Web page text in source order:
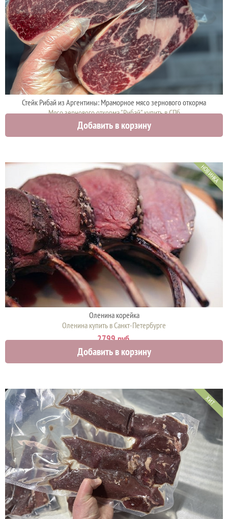
Стейк Рибай из Аргентины: Мраморное мясо зернового откорма
Мясо зернового откорма "Рибай" купить в СПб
4200 руб.
Добавить в корзину
НОВИНКА
Оленина корейка
Оленина купить в Санкт-Петербурге
2799 руб.
Добавить в корзину
ХИТ